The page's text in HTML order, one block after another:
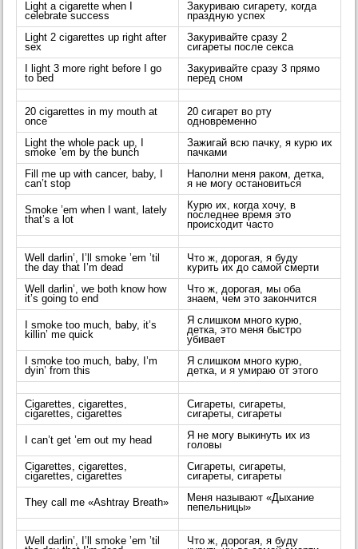
Light a cigarette when I
celebrate success
Закуриваю сигарету, когда
праздную успех
Light 2 cigarettes up right after
sex
Закуривайте сразу 2
сигареты после секса
I light 3 more right before I go
to bed
Закуривайте сразу 3 прямо
перед сном
20 cigarettes in my mouth at
once
20 сигарет во рту
одновременно
Light the whole pack up, I
smoke ’em by the bunch
Зажигай всю пачку, я курю их
пачками
Fill me up with cancer, baby, I
can’t stop
Наполни меня раком, детка,
я не могу остановиться
Smoke ’em when I want, lately
that’s a lot
Курю их, когда хочу, в
последнее время это
происходит часто
Well darlin’, I’ll smoke ’em ’til
the day that I’m dead
Что ж, дорогая, я буду
курить их до самой смерти
Well darlin’, we both know how
it’s going to end
Что ж, дорогая, мы оба
знаем, чем это закончится
I smoke too much, baby, it’s
killin’ me quick
Я слишком много курю,
детка, это меня быстро
убивает
I smoke too much, baby, I’m
dyin’ from this
Я слишком много курю,
детка, и я умираю от этого
Cigarettes, cigarettes,
cigarettes, cigarettes
Сигареты, сигареты,
сигареты, сигареты
I can’t get ’em out my head
Я не могу выкинуть их из
головы
Cigarettes, cigarettes,
cigarettes, cigarettes
Сигареты, сигареты,
сигареты, сигареты
They call me «Ashtray Breath»
Меня называют «Дыхание
пепельницы»
Well darlin’, I’ll smoke ’em ’til
Что ж, дорогая, я буду